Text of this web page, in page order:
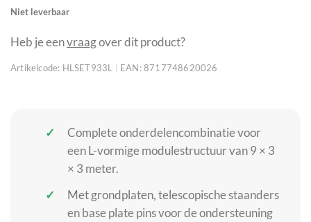
Niet leverbaar
Heb je eenvraagover dit product?
Artikelcode: HLSET933L | EAN: 8717748620026
Complete onderdelencombinatie voor
een L-vormige modulestructuur van 9 × 3
× 3 meter.
Met grondplaten, telescopische staanders
en base plate pins voor de ondersteuning